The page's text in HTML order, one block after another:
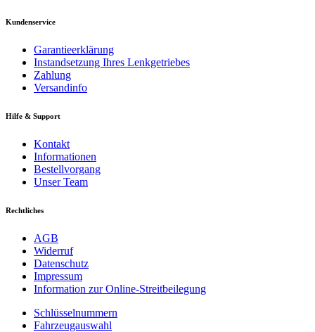
Kundenservice
Garantieerklärung
Instandsetzung Ihres Lenkgetriebes
Zahlung
Versandinfo
Hilfe & Support
Kontakt
Informationen
Bestellvorgang
Unser Team
Rechtliches
AGB
Widerruf
Datenschutz
Impressum
Information zur Online-Streitbeilegung
Schlüsselnummern
Fahrzeugauswahl